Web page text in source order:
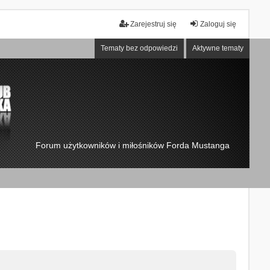
Zaloguj się
Zarejestruj się
Tematy bez odpowiedzi Aktywne tematy
Forum użytkowników i miłośników Forda Mustanga